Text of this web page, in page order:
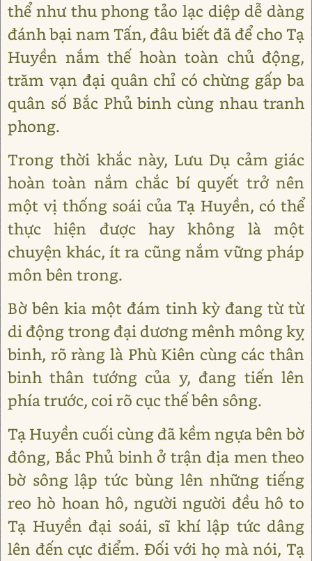
thể như thu phong tảo lạc diệp dễ dàng
đánh bại nam Tấn, đâu biết đã để cho Tạ
Huyền nắm thế hoàn toàn chủ động,
trăm vạn đại quân chỉ có chừng gấp ba
quân số Bắc Phủ binh cùng nhau tranh
phong.
Trong thời khắc này, Lưu Dụ cảm giác
hoàn toàn nắm chắc bí quyết trở nên
một vị thống soái của Tạ Huyền, có thể
thực hiện được hay không là một
chuyện khác, ít ra cũng nắm vững pháp
môn bên trong.
Bờ bên kia một đám tinh kỳ đang từ từ
di động trong đại dương mênh mông kỵ
binh, rõ ràng là Phù Kiên cùng các thân
binh thân tướng của y, đang tiến lên
phía trước, coi rõ cục thế bên sông.
Tạ Huyền cuối cùng đã kềm ngựa bên bờ
đông, Bắc Phủ binh ở trận địa men theo
bờ sông lập tức bùng lên những tiếng
reo hò hoan hô, người người đều hô to
Tạ Huyền đại soái, sĩ khí lập tức dâng
lên đến cực điểm. Đối với họ mà nói, Tạ